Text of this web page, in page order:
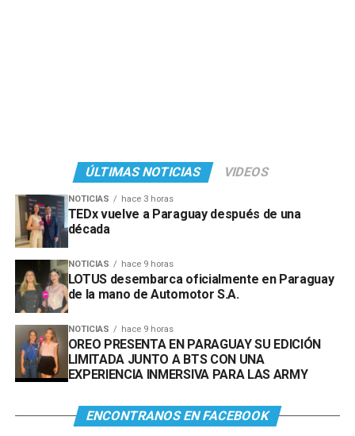
ÚLTIMAS NOTICIAS VIDEOS
NOTICIAS hace 3 horas
TEDx vuelve a Paraguay después de una
década
NOTICIAS hace 9 horas
LOTUS desembarca oficialmente en Paraguay
de la mano de Automotor S.A.
NOTICIAS hace 9 horas
OREO PRESENTA EN PARAGUAY SU EDICIÓN
LIMITADA JUNTO A BTS CON UNA
EXPERIENCIA INMERSIVA PARA LAS ARMY
ENCONTRANOS EN FACEBOOK